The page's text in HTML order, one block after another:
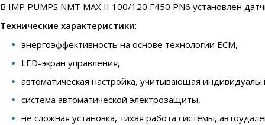
В IMP PUMPS NMT MAX II 100/120 F450 PN6 установлен
Технические характеристики:
энергоэффективность на основе технологии ECM,
LED-экран управления,
автоматическая настройка, учитывающая
система автоматической электрозащиты,
не сложная установка, тихая работа системы,